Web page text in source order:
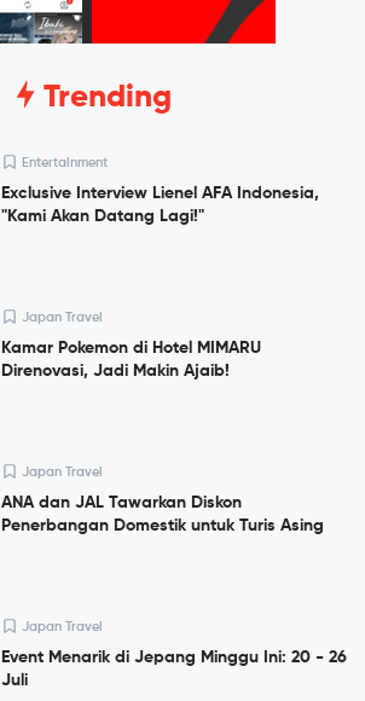
Trending
Entertainment
Exclusive Interview Lienel AFA Indonesia,
"Kami Akan Datang Lagi!"
Japan Travel
Kamar Pokemon di Hotel MIMARU
Direnovasi, Jadi Makin Ajaib!
Japan Travel
ANA dan JAL Tawarkan Diskon
Penerbangan Domestik untuk Turis Asing
Japan Travel
Event Menarik di Jepang Minggu Ini: 20 - 26
Juli